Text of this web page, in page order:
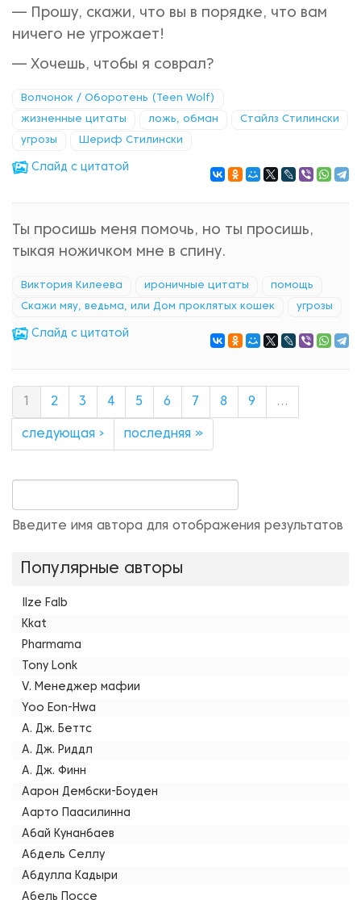
— Прошу, скажи, что вы в порядке, что вам
ничего не угрожает!
— Хочешь, чтобы я соврал?
Волчонок / Оборотень (Teen Wolf)
жизненные цитаты ложь, обман Стайлз Стилински
угрозы Шериф Стилински
Cлайд с цитатой
Ты просишь меня помочь, но ты просишь,
тыкая ножичком мне в спину.
Виктория Килеева ироничные цитаты помощь
Скажи мяу, ведьма, или Дом проклятых кошек угрозы
Cлайд с цитатой
2 3 4 5 6 7 8 9 …
следующая › последняя »
Введите имя автора для отображения результатов
Популярные авторы
Ilze Falb
Kkat
Pharmama
Tony Lonk
V. Менеджер мафии
Yoo Eon-Hwa
А. Дж. Беттс
А. Дж. Риддл
А. Дж. Финн
Аарон Дембски-Боуден
Аарто Паасилинна
Абай Кунанбаев
Абдель Селлу
Абдулла Кадыри
Абель Поссе